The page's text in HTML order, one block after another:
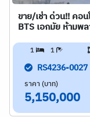
ขาย/เช่า ด่วน!! คอ
BTS เอกมัย ห้ามพ
1 1
RS4236-0027
ราคา (บาท)
5,150,000